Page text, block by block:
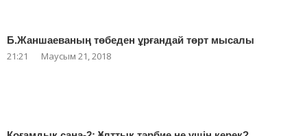
Б.Жаншаеваның төбеден ұрғандай төрт мысалы
21:21 Маусым 21, 2018